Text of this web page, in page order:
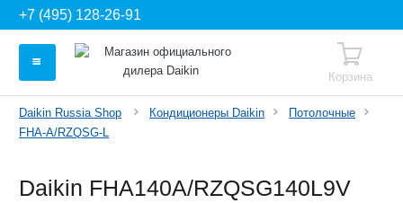
+7 (495) 128-26-91
Корзина
Daikin Russia Shop Кондиционеры Daikin
Потолочные
FHA-A/RZQSG-L
Daikin FHA140A/RZQSG140L9V